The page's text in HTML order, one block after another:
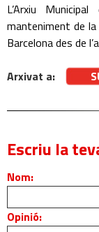
L’Arxiu
manteniment de la
Barcelona des de
Arxivat a:
Escriu la
Nom:
Opinió: